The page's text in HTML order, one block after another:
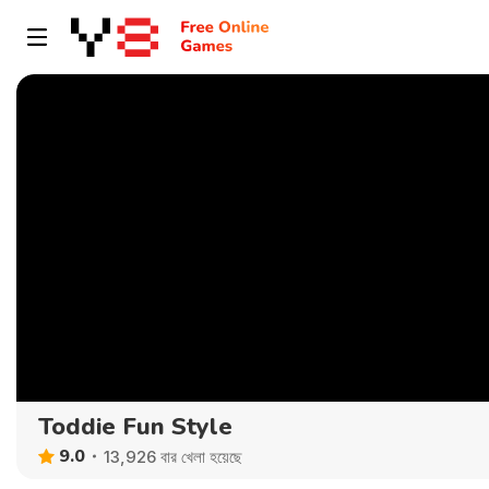
Toddie Fun Style
9.0 13,926 বার খেলা হয়েছে